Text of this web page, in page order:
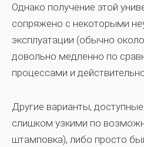
Однако получение этой
сопряжено с некоторыми
эксплуатации (обычно
довольно медленно по
процессами и
Другие варианты,
слишком узкими по
штамповка), либо просто